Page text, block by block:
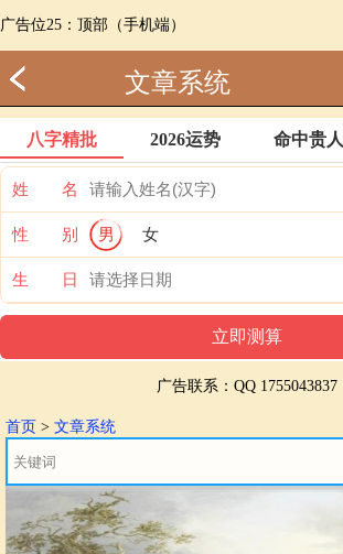
广告位25：顶部（手机端）
文章系统
八字精批 2026运势 命中贵人
姓 名
性 别 男 女
生 日
广告联系：QQ 1755043837
首页 > 文章系统